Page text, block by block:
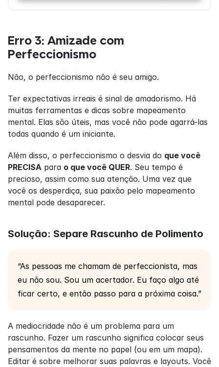
Erro 3: Amizade com
Perfeccionismo
Não, o perfeccionismo não é seu amigo.
Ter expectativas irreais é sinal de amadorismo. Há
muitas ferramentas e dicas sobre mapeamento
mental. Elas são úteis, mas você não pode agarrá-las
todas quando é um iniciante.
Além disso, o perfeccionismo o desvia do que você
PRECISA para o que você QUER. Seu tempo é
precioso, assim como sua atenção. Uma vez que
você os desperdiça, sua paixão pelo mapeamento
mental pode desaparecer.
Solução: Separe Rascunho de Polimento
“As pessoas me chamam de perfeccionista, mas
eu não sou. Sou um acertador. Eu faço algo até
ficar certo, e então passo para a próxima coisa.”
A mediocridade não é um problema para um
rascunho. Fazer um rascunho significa colocar seus
pensamentos da mente no papel (ou em um mapa).
Editar é sobre melhorar suas palavras e layouts. Você